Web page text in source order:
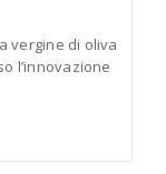
vergine di oliva
l’innovazione